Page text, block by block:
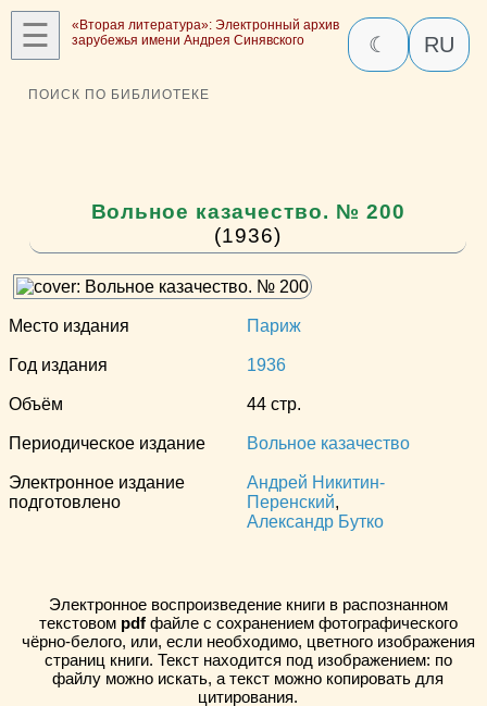
☰
«Вторая литература»: Электронный архив
зарубежья имени Андрея Синявского
☾ RU
ПОИСК ПО БИБЛИОТЕКЕ
Вольное казачество. № 200
(1936)
Место издания Париж
Год издания 1936
Объём 44 стр.
Периодическое издание Вольное казачество
Электронное издание
подготовлено
Андрей Никитин-
Перенский,
Александр Бутко
Электронное воспроизведение книги в распознанном
текстовом pdfфайле с сохранением фотографического
чёрно-белого, или, если необходимо, цветного изображения
страниц книги. Текст находится под изображением: по
файлу можно искать, а текст можно копировать для
цитирования.